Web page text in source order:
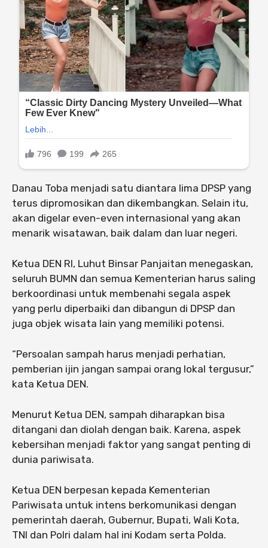
Danau Toba menjadi satu diantara lima DPSP yang
terus dipromosikan dan dikembangkan. Selain itu,
akan digelar even-even internasional yang akan
menarik wisatawan, baik dalam dan luar negeri.
Ketua DEN RI, Luhut Binsar Panjaitan menegaskan,
seluruh BUMN dan semua Kementerian harus saling
berkoordinasi untuk membenahi segala aspek
yang perlu diperbaiki dan dibangun di DPSP dan
juga objek wisata lain yang memiliki potensi.
“Persoalan sampah harus menjadi perhatian,
pemberian ijin jangan sampai orang lokal tergusur,”
kata Ketua DEN.
Menurut Ketua DEN, sampah diharapkan bisa
ditangani dan diolah dengan baik. Karena, aspek
kebersihan menjadi faktor yang sangat penting di
dunia pariwisata.
Ketua DEN berpesan kepada Kementerian
Pariwisata untuk intens berkomunikasi dengan
pemerintah daerah, Gubernur, Bupati, Wali Kota,
TNI dan Polri dalam hal ini Kodam serta Polda.